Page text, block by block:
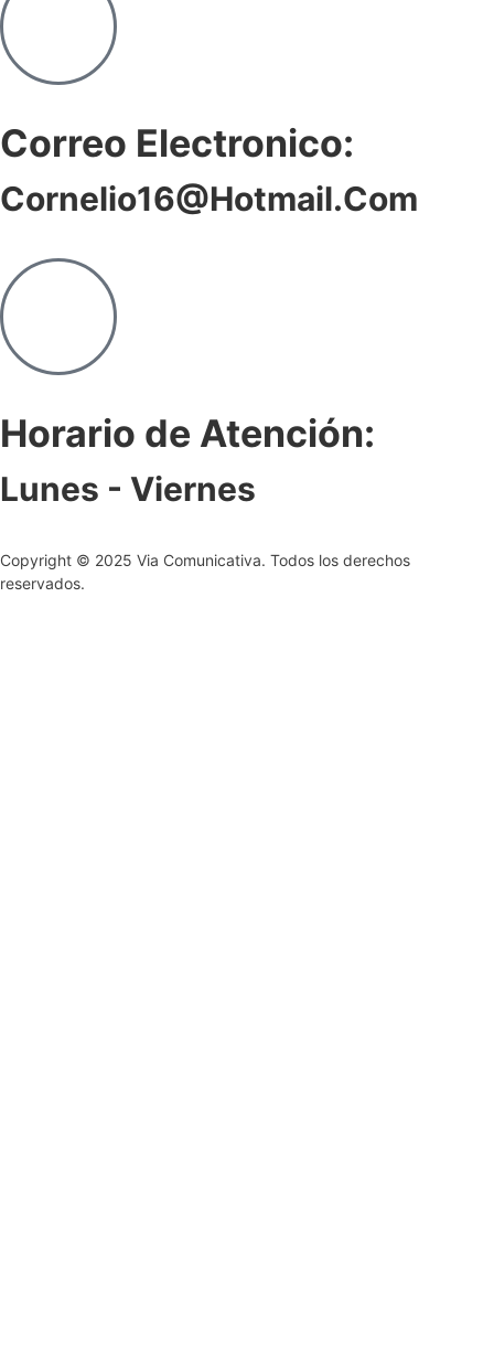
Correo Electronico:
Cornelio16@hotmail.com
Horario de Atención:
Lunes - Viernes
Copyright © 2025 Via Comunicativa. Todos los derechos
reservados.